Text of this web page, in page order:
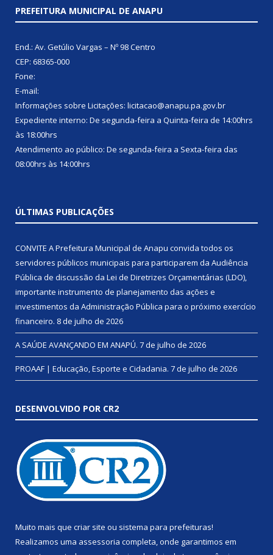
PREFEITURA MUNICIPAL DE ANAPU
End.: Av. Getúlio Vargas – Nº 98 Centro
CEP: 68365-000
Fone:
E-mail:
Informações sobre Licitações: licitacao@anapu.pa.gov.br
Expediente interno: De segunda-feira a Quinta-feira de 14:00hrs
às 18:00hrs
Atendimento ao público: De segunda-feira a Sexta-feira das
08:00hrs às 14:00hrs
ÚLTIMAS PUBLICAÇÕES
CONVITE A Prefeitura Municipal de Anapu convida todos os
servidores públicos municipais para participarem da Audiência
Pública de discussão da Lei de Diretrizes Orçamentárias (LDO),
importante instrumento de planejamento das ações e
investimentos da Administração Pública para o próximo exercício
financeiro. 8 de julho de 2026
A SAÚDE AVANÇANDO EM ANAPÚ. 7 de julho de 2026
PROAAF | Educação, Esporte e Cidadania. 7 de julho de 2026
DESENVOLVIDO POR CR2
Muito mais que criar site ou sistema para prefeituras!
Realizamos uma assessoria completa, onde garantimos em